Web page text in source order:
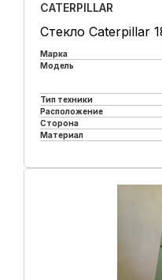
CATERPILLAR
Стекло Caterpillar
Марка
Модель
Тип техники
Расположение
Сторона
Материал